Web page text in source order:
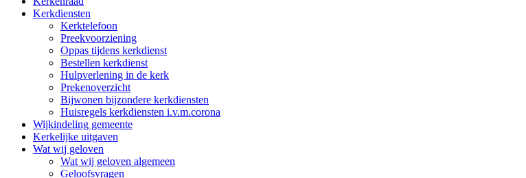
Kerkdiensten
Kerktelefoon
Preekvoorziening
Oppas tijdens kerkdienst
Bestellen kerkdienst
Hulpverlening in de kerk
Prekenoverzicht
Bijwonen bijzondere kerkdiensten
Huisregels kerkdiensten i.v.m.corona
Wijkindeling gemeente
Kerkelijke uitgaven
Wat wij geloven
Wat wij geloven algemeen
Geloofsvragen